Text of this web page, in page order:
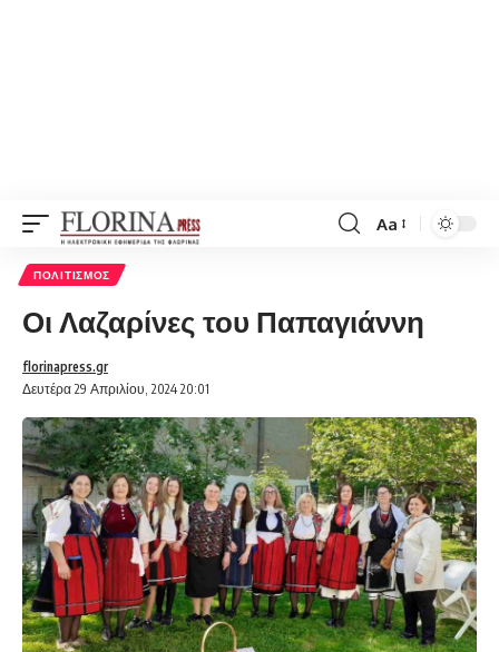
Font
Aa
ΠΟΛΙΤΙΣΜΌΣ
Οι Λαζαρίνες του Παπαγιάννη
Δευτέρα 29 Απριλίου, 2024 20:01
florinapress.gr